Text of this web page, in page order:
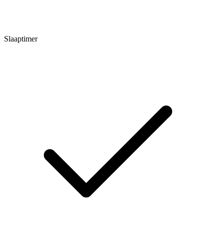
Slaaptimer